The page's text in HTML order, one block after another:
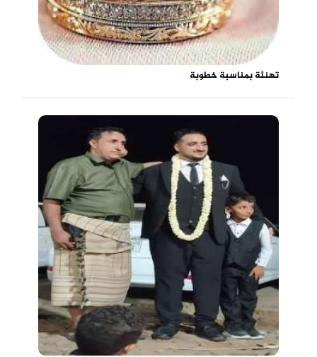
تهنئة بمناسبة خطوبة